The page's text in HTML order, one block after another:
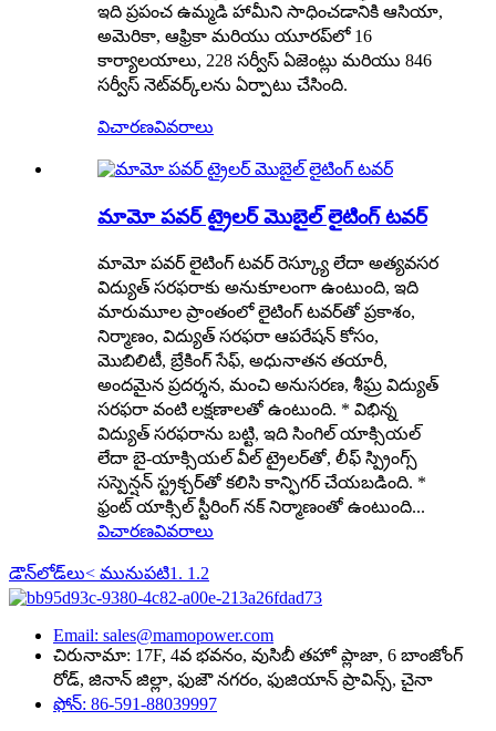
ఇది ప్రపంచ ఉమ్మడి హామీని సాధించడానికి ఆసియా,
అమెరికా, ఆఫ్రికా మరియు యూరప్‌లో 16
కార్యాలయాలు, 228 సర్వీస్ ఏజెంట్లు మరియు 846
సర్వీస్ నెట్‌వర్క్‌లను ఏర్పాటు చేసింది.
విచారణవివరాలు
మామో పవర్ ట్రైలర్ మొబైల్ లైటింగ్ టవర్
మామో పవర్ లైటింగ్ టవర్ రెస్క్యూ లేదా అత్యవసర
విద్యుత్ సరఫరాకు అనుకూలంగా ఉంటుంది, ఇది
మారుమూల ప్రాంతంలో లైటింగ్ టవర్‌తో ప్రకాశం,
నిర్మాణం, విద్యుత్ సరఫరా ఆపరేషన్ కోసం,
మొబిలిటీ, బ్రేకింగ్ సేఫ్, అధునాతన తయారీ,
అందమైన ప్రదర్శన, మంచి అనుసరణ, శీఘ్ర విద్యుత్
సరఫరా వంటి లక్షణాలతో ఉంటుంది. * విభిన్న
విద్యుత్ సరఫరాను బట్టి, ఇది సింగిల్ యాక్సియల్
లేదా బై-యాక్సియల్ వీల్ ట్రైలర్‌తో, లీఫ్ స్ప్రింగ్స్
సస్పెన్షన్ స్ట్రక్చర్‌తో కలిసి కాన్ఫిగర్ చేయబడింది. *
ఫ్రంట్ యాక్సిల్ స్టీరింగ్ నక్ నిర్మాణంతో ఉంటుంది...
విచారణవివరాలు
డౌన్‌లోడ్‌లు< మునుపటి1. 1.2
Email: sales@mamopower.com
చిరునామా: 17F, 4వ భవనం, వుసిబీ తహో ప్లాజా, 6 బాంజోంగ్
రోడ్, జినాన్ జిల్లా, ఫుజౌ నగరం, ఫుజియాన్ ప్రావిన్స్, చైనా
ఫోన్: 86-591-88039997